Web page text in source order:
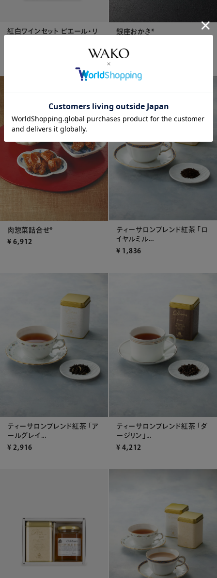
紅白ワインセット ピエール・リ
銀座おかき*
WEB限定
肉惣菜詰合せ*
¥ 6,912
ティーサロンブレンド紅茶 「ロ
イヤルミル...
¥ 1,836
ティーサロンブレンド紅茶 「ア
ールグレイ...
¥ 2,916
ティーサロンブレンド紅茶 「ダ
ージリン」...
¥ 4,212